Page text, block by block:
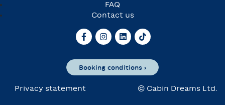
FAQ
Contact us
Booking conditions ›
Privacy statement © Cabin Dreams Ltd.